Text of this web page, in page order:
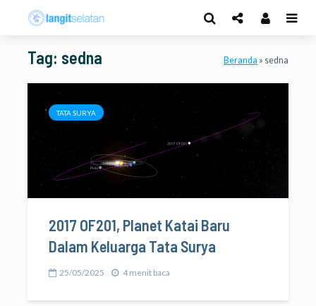
Tag: sedna Beranda » sedna
TATA SURYA
2017 OF201, Planet Katai Baru
Dalam Keluarga Tata Surya
25/05/2025 4 menit baca